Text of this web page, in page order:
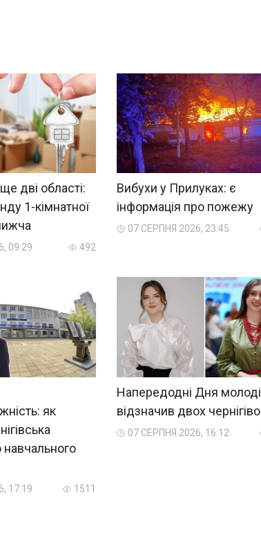
ще дві області:
1-кімнатної
09:29 492
Вибухи у Прилуках: є
інформація про пожежу
07 СЕРПНЯ 2026, 23:45
як
навчального
17:19 1511
Напередодні Дня
відзначив двох
07 СЕРПНЯ 2026, 16:12